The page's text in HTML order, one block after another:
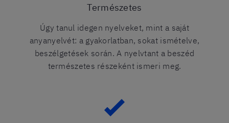
Természetes
Úgy tanul idegen nyelveket, mint a saját
anyanyelvét: a gyakorlatban, sokat ismételve,
beszélgetések során. A nyelvtant a beszéd
természetes részeként ismeri meg.